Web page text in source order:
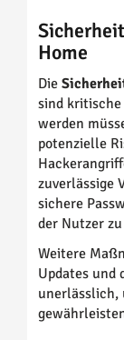
Home
Die
sind
werden
potenzielle
zuverlässige
sichere
der Nutzer
Weitere
Updates und
unerlässlich,